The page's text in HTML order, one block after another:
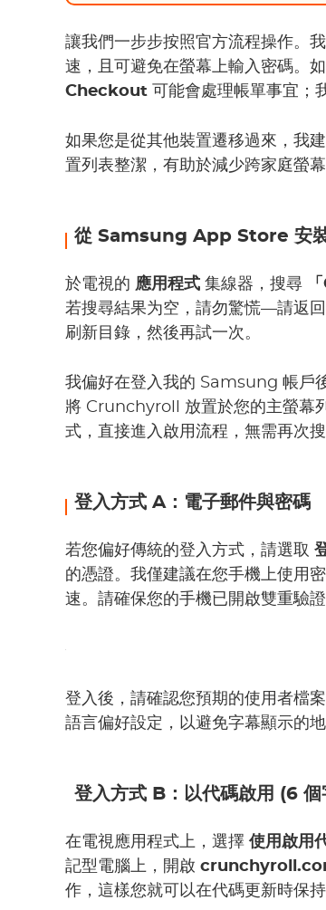
讓我們一步步按照官方流程操作。
速，且可避免在螢幕上輸入密碼。
Checkout 可能會處理帳單事宜；
如果您是從其他裝置遷移過來，我
置列表整潔，有助於減少跨家庭螢
從 Samsung App Store 安
於電視的 應用程式 集線器，搜尋
若搜尋結果为空，請勿驚慌—請返回
刷新目錄，然後再試一次。
我偏好在登入我的 Samsung 帳戶
將 Crunchyroll 放置於您的主螢幕
式，直接進入啟用流程，無需再次搜
登入方式 A：電子郵件與密碼
若您偏好傳統的登入方式，請選取
的憑證。我僅建議在您手機上使用
速。請確保您的手機已開啟雙重驗證
登入後，請確認您預期的使用者檔
語言偏好設定，以避免字幕顯示的
登入方式 B： 以代碼啟用 (6 個
在電視應用程式上，選擇 使用啟用
記型電腦上，開啟
作，這樣您就可以在代碼更新時保持